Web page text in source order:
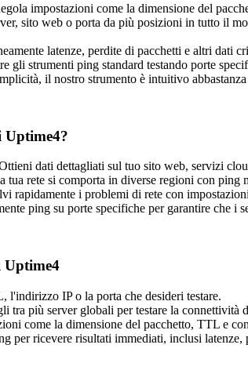
impostazioni come la dimensione del
sito web o porta da più posizioni in tutto il
latenze, perdite di pacchetti e altri dati
gli strumenti ping standard testando porte
il nostro strumento è intuitivo
Uptime4?
dati dettagliati sul tuo sito web, servizi
tua rete si comporta in diverse regioni con
rapidamente i problemi di rete con
ping su porte specifiche per garantire che
Uptime4
l'indirizzo IP o la porta che desideri testare.
tra più server globali per testare la connettività
come la dimensione del pacchetto, TTL e
per ricevere risultati immediati, inclusi